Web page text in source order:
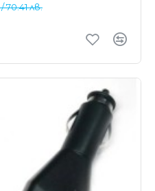
70.41 лв.